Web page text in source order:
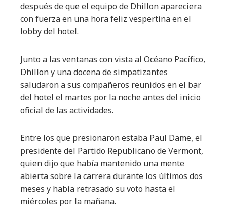
después de que el equipo de Dhillon apareciera
con fuerza en una hora feliz vespertina en el
lobby del hotel.
Junto a las ventanas con vista al Océano Pacífico,
Dhillon y una docena de simpatizantes
saludaron a sus compañeros reunidos en el bar
del hotel el martes por la noche antes del inicio
oficial de las actividades.
Entre los que presionaron estaba Paul Dame, el
presidente del Partido Republicano de Vermont,
quien dijo que había mantenido una mente
abierta sobre la carrera durante los últimos dos
meses y había retrasado su voto hasta el
miércoles por la mañana.